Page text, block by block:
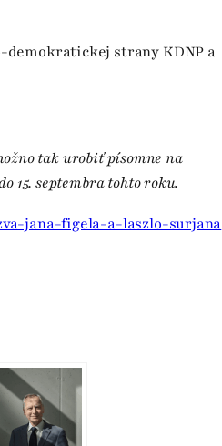
demokratickej strany KDNP a
tak urobiť písomne na
15. septembra tohto roku.
jana-figela-a-laszlo-surjana